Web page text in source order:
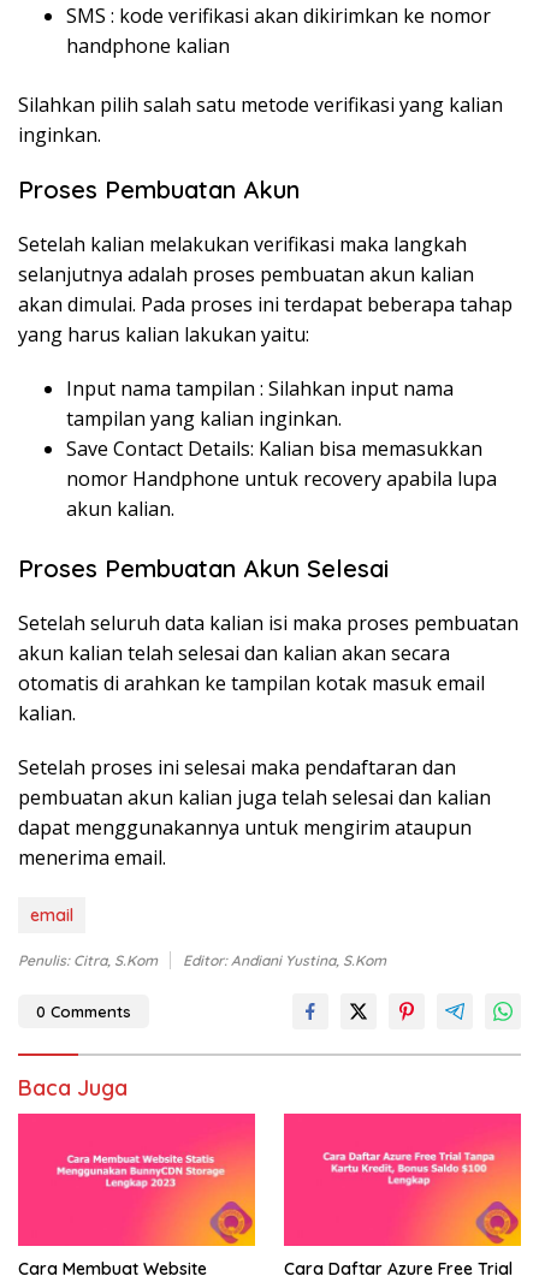
SMS : kode verifikasi akan dikirimkan ke nomor
handphone kalian
Silahkan pilih salah satu metode verifikasi yang kalian
inginkan.
Proses Pembuatan Akun
Setelah kalian melakukan verifikasi maka langkah
selanjutnya adalah proses pembuatan akun kalian
akan dimulai. Pada proses ini terdapat beberapa tahap
yang harus kalian lakukan yaitu:
Input nama tampilan : Silahkan input nama
tampilan yang kalian inginkan.
Save Contact Details: Kalian bisa memasukkan
nomor Handphone untuk recovery apabila lupa
akun kalian.
Proses Pembuatan Akun Selesai
Setelah seluruh data kalian isi maka proses pembuatan
akun kalian telah selesai dan kalian akan secara
otomatis di arahkan ke tampilan kotak masuk email
kalian.
Setelah proses ini selesai maka pendaftaran dan
pembuatan akun kalian juga telah selesai dan kalian
dapat menggunakannya untuk mengirim ataupun
menerima email.
email
Penulis: Citra, S.Kom Editor: Andiani Yustina, S.Kom
0 Comments
Baca Juga
Cara Membuat Website
Cara Daftar Azure Free Trial